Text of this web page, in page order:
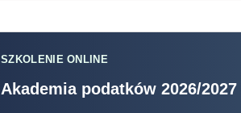
SZKOLENIE ONLINE
Akademia podatków 2026/